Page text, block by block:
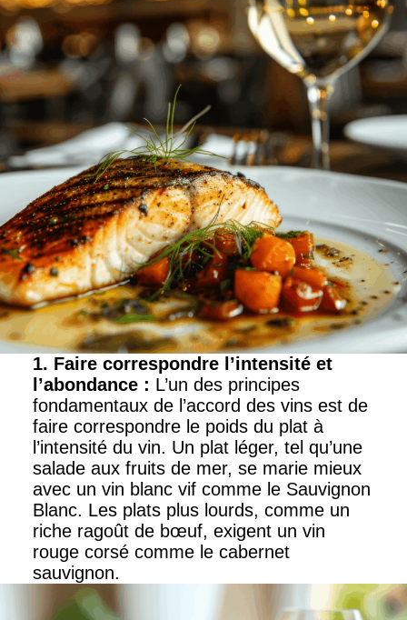
1. Faire correspondre l’intensité et
l’abondance : L’un des principes
fondamentaux de l’accord des vins est de
faire correspondre le poids du plat à
l’intensité du vin. Un plat léger, tel qu’une
salade aux fruits de mer, se marie mieux
avec un vin blanc vif comme le Sauvignon
Blanc. Les plats plus lourds, comme un
riche ragoût de bœuf, exigent un vin
rouge corsé comme le cabernet
sauvignon.